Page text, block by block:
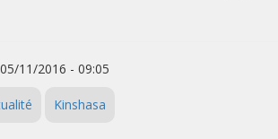
11/2016 - 09:05
Kinshasa